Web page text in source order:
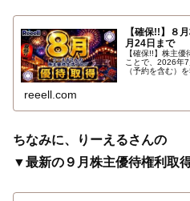
【確保!!】８
月24日まで
【確保!!】株主
ことで、2026年
（予約を含む）
reeell.com
ちなみに、りーえるさんの
▼最新の９月株主優待権利取